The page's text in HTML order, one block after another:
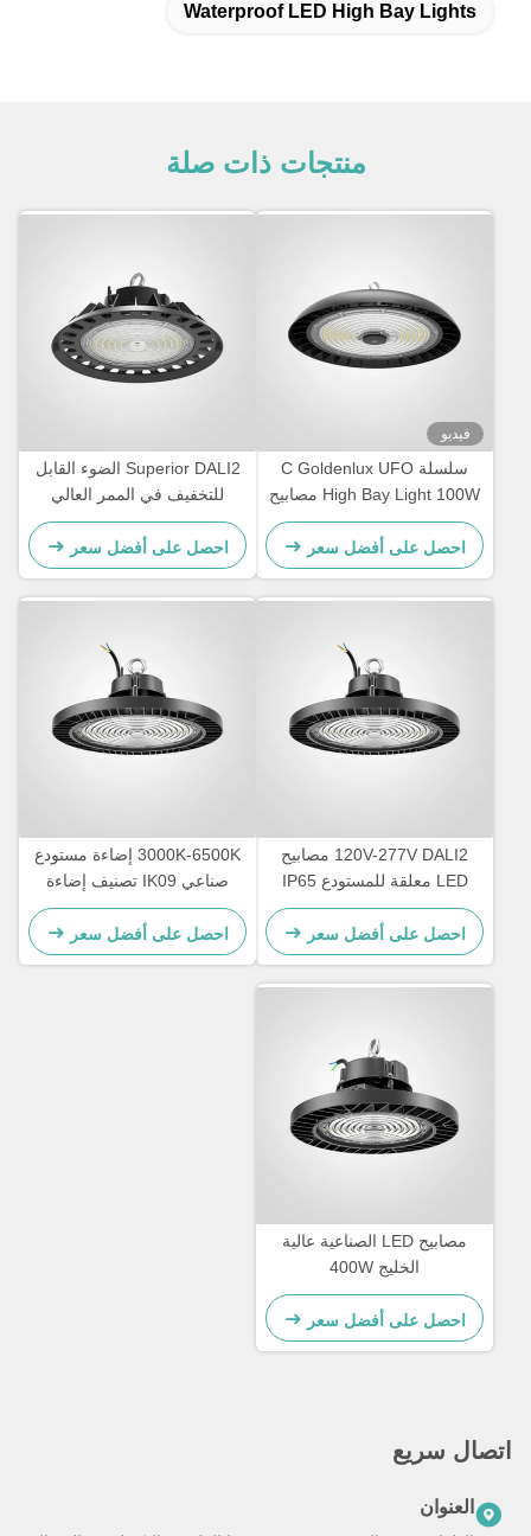
Waterproof LED High Bay Lights
منتجات ذات صلة
فيديو
سلسلة C Goldenlux UFO
High Bay Light 100W مصابيح
LED الصناعية
احصل على أفضل سعر
Superior DALI2 الضوء القابل
للتخفيف في الممر العالي
للمخزن
احصل على أفضل سعر
120V-277V DALI2 مصابيح
LED معلقة للمستودع IP65
مقاومة للماء
احصل على أفضل سعر
3000K-6500K إضاءة مستودع
صناعي IK09 تصنيف إضاءة
LED عالية الخليج
احصل على أفضل سعر
مصابيح LED الصناعية عالية
الخليج 400W
احصل على أفضل سعر
اتصال سريع
العنوان